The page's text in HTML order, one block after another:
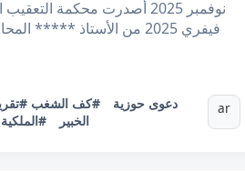
#دعوى حوزية #كف الشغب
الخبير
ar